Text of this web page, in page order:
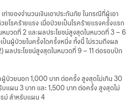
ท่าของจำนวนเงินเอาประกันภัย ในกรณีที่ผู้เอา
ยโรคร้ายแรง เมื่อป่วยเป็นโรคร้ายแรงครั้งแรก
หมวดที่ 2 และผลประโยชน์สูงสุดในหมวดที่ 3 – 6
ป็นผู้ป่วยในครั้งใดครั้งหนึ่ง ทั้งนี้ ไม่รวมถึงผล
ผลประโยชน์สูงสุดในหมวดที่ 9 – 11 ต่อรอบปีก
ผู้ป่วยนอก 1,000 บาท ต่อครั้ง สูงสุดไม่เกิน 30
แผน 3 บาท และ 1,500 บาท ต่อครั้ง สูงสุดไม่
ม์ สำหรับแผน 4